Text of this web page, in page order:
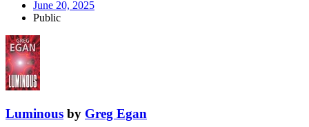
June 20, 2025
Public
Luminous by Greg Egan